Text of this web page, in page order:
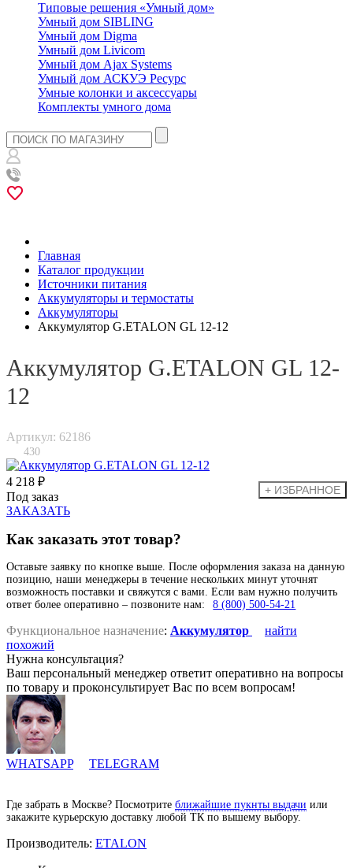
Типовые решения «Умный дом»
Умный дом SIBLING
Умный дом Digma
Умный дом Livicom
Умный дом Ajax Systems
Умный дом АСКУЭ Ресурс
Умные колонки и аксессуары
Комплекты умного дома
Главная
Каталог продукции
Источники питания
Аккумуляторы и термостаты
Аккумуляторы
Аккумулятор G.ETALON GL 12-12
Аккумулятор G.ETALON GL 12-
12
Артикул: 62186
430
4 218 ₽
Под заказ
ЗАКАЗАТЬ
Как заказать этот товар?
Оставьте заявку по кнопке выше. После оформления заказа на данную
позицию, наши менеджеры в течение нескольких минут уточнят
возможность поставки и свяжутся с вами. Если вам нужно получить
ответ более оперативно – позвоните нам:
8 (800) 500-54-21
Функциональное назначение: Аккумулятор
найти
похожий
Нужна консультация?
Ваш персональный менеджер ответит оперативно на вопросы
по товару и проконсультирует Вас по всем вопросам!
WHATSAPP TELEGRAM
Где забрать в Москве? Посмотрите ближайшие пукнты выдачи или
закажите курьерскую доставку любой ТК по вышему выбору.
Производитель: ETALON